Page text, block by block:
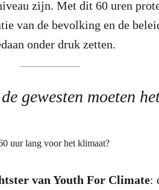
zijn. Met dit 60 uren
van de bevolking en de
onder druk zetten.
gewesten moeten
van Youth For Climate: